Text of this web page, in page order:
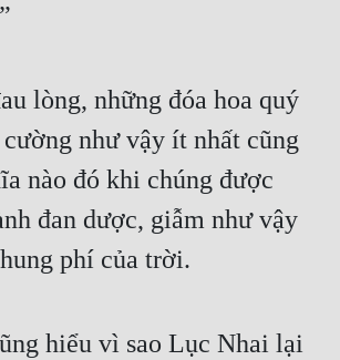
lòng, những đóa hoa quý
như vậy ít nhất cũng
nào đó khi chúng được
đan dược, giẫm như vậy
phí của trời.
hiểu vì sao Lục Nhai lại